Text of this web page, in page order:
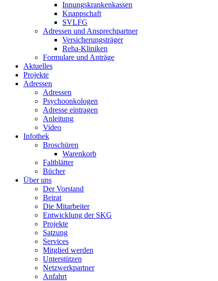
Innungskrankenkassen
Knappschaft
SVLFG
Adressen und Ansprechpartner
Versicherungsträger
Reha-Kliniken
Formulare und Anträge
Aktuelles
Projekte
Adressen
Adressen
Psychoonkologen
Adresse eintragen
Anleitung
Video
Infothek
Broschüren
Warenkorb
Faltblätter
Bücher
Über uns
Der Vorstand
Beirat
Die Mitarbeiter
Entwicklung der SKG
Projekte
Satzung
Services
Mitglied werden
Unterstützen
Netzwerkpartner
Anfahrt